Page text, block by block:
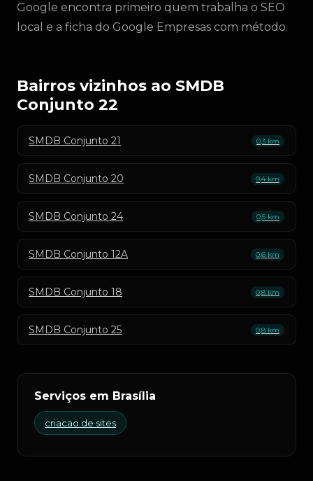
Google encontra primeiro quem trabalha o SEO
local e a ficha do Google Empresas com método.
Bairros vizinhos ao SMDB
Conjunto 22
SMDB Conjunto 21 0,3 km
SMDB Conjunto 20 0,4 km
SMDB Conjunto 24 0,5 km
SMDB Conjunto 12A 0,6 km
SMDB Conjunto 18 0,8 km
SMDB Conjunto 25 0,8 km
Serviços em Brasília
criacao de sites